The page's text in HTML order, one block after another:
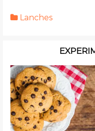
Lanches